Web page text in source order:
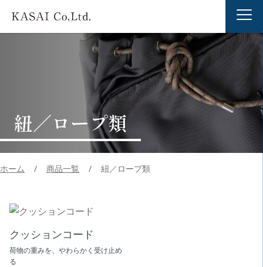
紐／ロープ類
ホーム / 商品一覧 / 紐／ロープ類
クッションコード
荷物の重みを、やわらかく受け止め
る